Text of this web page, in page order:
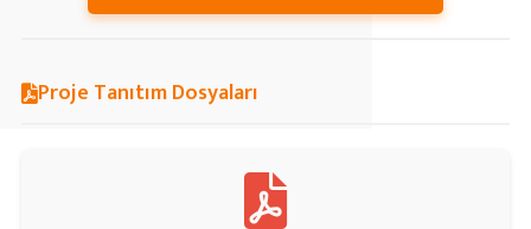
Proje Tanıtım Dosyaları